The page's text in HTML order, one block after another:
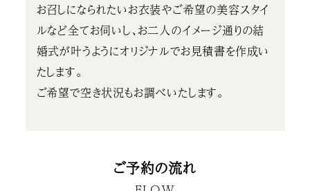
お召しになられたいお衣装やご希望の美容スタイ
ルなど全てお伺いし、お二人のイメージ通りの結
婚式が叶うようにオリジナルでお見積書を作成い
たします。
ご希望で空き状況もお調べいたします。
ご予約の流れ